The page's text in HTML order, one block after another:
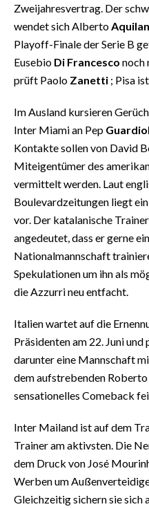
Zweijahresvertrag. Der
wendet sich Alberto
Playoff-Finale der Serie B
Eusebio Di Francesco noch
prüft Paolo Zanetti ; Pisa
Im Ausland kursieren
Inter Miami an Pep
Kontakte sollen von David
Miteigentümer des
vermittelt werden. Laut
Boulevardzeitungen liegt
vor. Der katalanische
angedeutet, dass er gerne
Nationalmannschaft
Spekulationen um ihn als
die Azzurri neu entfacht.
Italien wartet auf die
Präsidenten am 22. Juni
darunter eine Mannschaft
dem aufstrebenden Roberto
sensationelles Comeback
Inter Mailand ist auf dem
Trainer am aktivsten. Die
dem Druck von José
Werben um
Gleichzeitig sichern sie sich